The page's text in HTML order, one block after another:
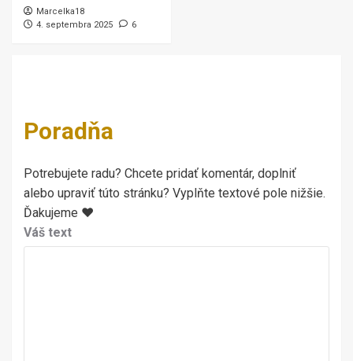
Marcelka18
4. septembra 2025
6
Poradňa
Potrebujete radu? Chcete pridať komentár, doplniť
alebo upraviť túto stránku? Vyplňte textové pole nižšie.
Ďakujeme ♥
Váš text